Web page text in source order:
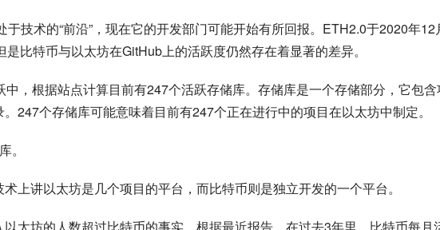
于技术的“前沿”，现在它的开发部门可能开始有所回报。ETH2.0于2020年12
是比特币与以太坊在GitHub上的活跃度仍然存在着显著的差异。
，根据站点计算目前有247个活跃存储库。存储库是一个存储部分，它包含
247个存储库可能意味着目前有247个正在进行中的项目在以太坊中制定。
。
上讲以太坊是几个项目的平台，而比特币则是独立开发的一个平台。